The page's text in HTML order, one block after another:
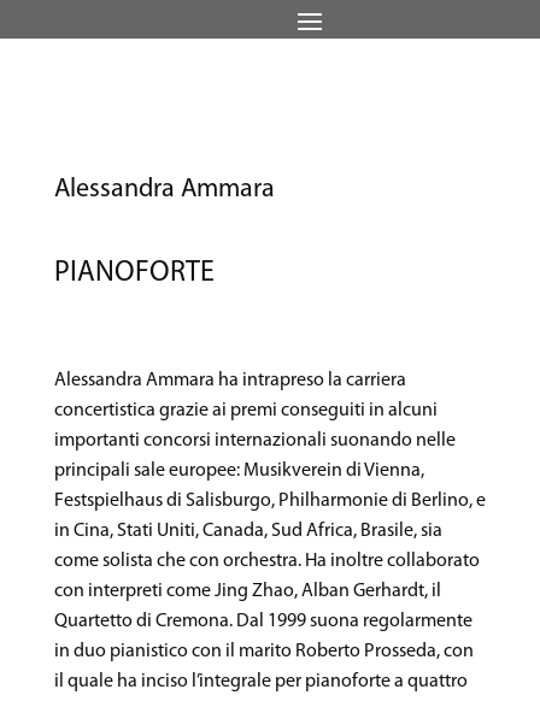
Alessandra Ammara
PIANOFORTE
Alessandra Ammara ha intrapreso la carriera
concertistica grazie ai premi conseguiti in alcuni
importanti concorsi internazionali suonando nelle
principali sale europee: Musikverein di Vienna,
Festspielhaus di Salisburgo, Philharmonie di Berlino, e
in Cina, Stati Uniti, Canada, Sud Africa, Brasile, sia
come solista che con orchestra. Ha inoltre collaborato
con interpreti come Jing Zhao, Alban Gerhardt, il
Quartetto di Cremona. Dal 1999 suona regolarmente
in duo pianistico con il marito Roberto Prosseda, con
il quale ha inciso l’integrale per pianoforte a quattro